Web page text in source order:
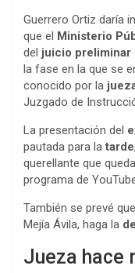
Guerrero Ortiz daría
que el Ministerio
del juicio preliminar
la fase en la que se
conocido por la
Juzgado de
La presentación del
pautada para latarde
querellante que
programa de
También se prevé
Mejía Ávila, haga la
Jueza hace